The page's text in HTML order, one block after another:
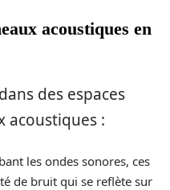
acoustiques en
des espaces
acoustiques :
les ondes sonores, ces
de bruit qui se reflète sur